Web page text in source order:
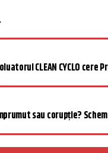
CLEAN CYCLO cere
sau corupție?